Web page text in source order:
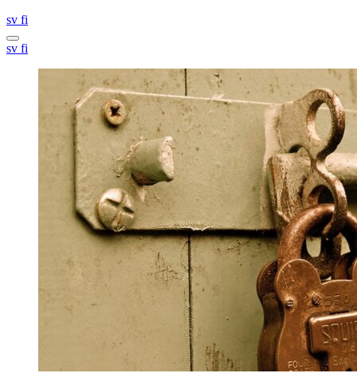
sv Svenska
fi
Search
this
sv Svenska
fi